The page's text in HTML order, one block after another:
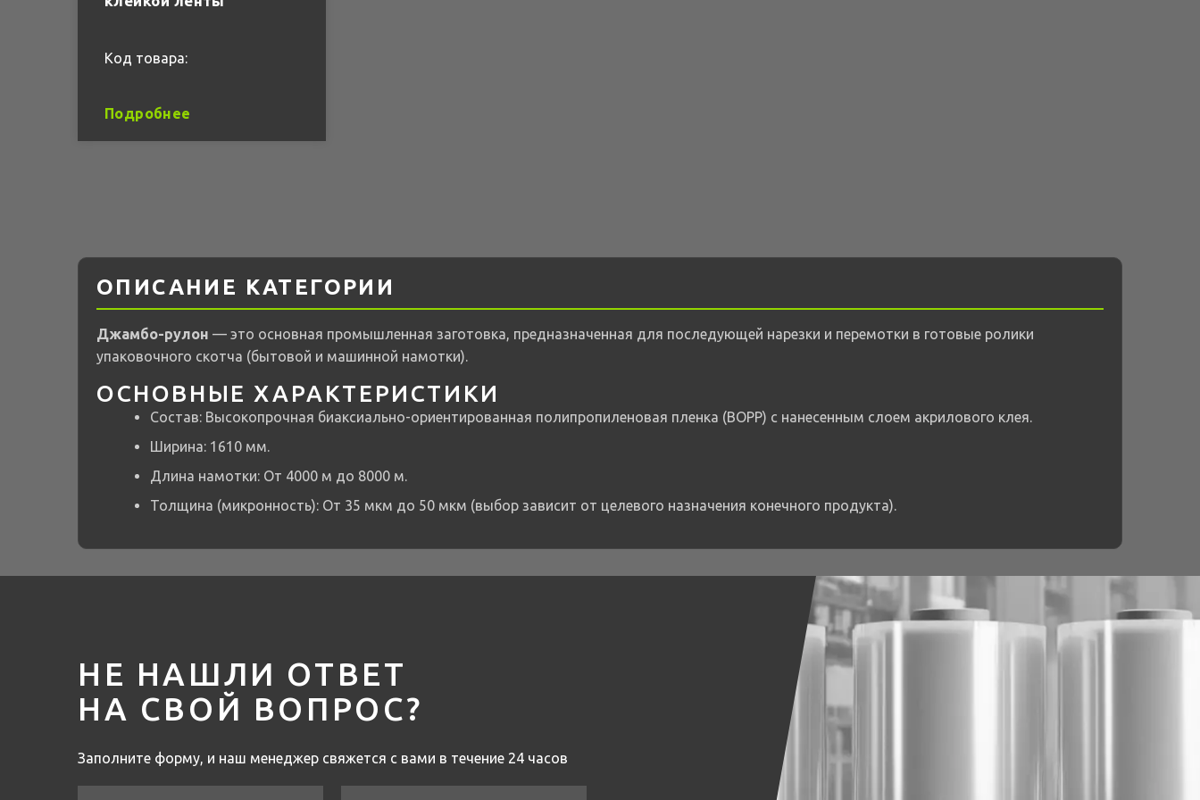
Код товара:
Подробнее
ОПИСАНИЕ КАТЕГОРИИ
Джамбо-рулон — это основная промышленная заготовка, предназначенная для последующей нарезки и перемотки в готовые ролики
упаковочного скотча (бытовой и машинной намотки).
ОСНОВНЫЕ ХАРАКТЕРИСТИКИ
Состав: Высокопрочная биаксиально-ориентированная полипропиленовая пленка (BOPP) с нанесенным слоем акрилового клея.
Ширина: 1610 мм.
Длина намотки: От 4000 м до 8000 м.
Толщина (микронность): От 35 мкм до 50 мкм (выбор зависит от целевого назначения конечного продукта).
НЕ НАШЛИ ОТВЕТ
НА СВОЙ ВОПРОС?
Заполните форму, и наш менеджер свяжется с вами в течение 24 часов